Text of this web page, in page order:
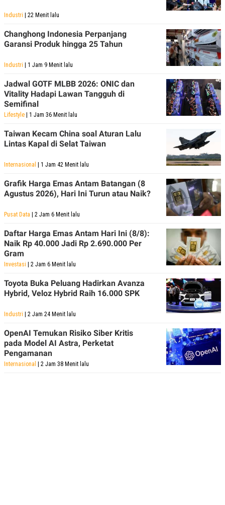
Industri | 22 Menit lalu
Changhong Indonesia Perpanjang
Garansi Produk hingga 25 Tahun
Industri | 1 Jam 9 Menit lalu
Jadwal GOTF MLBB 2026: ONIC dan
Vitality Hadapi Lawan Tangguh di
Semifinal
Lifestyle | 1 Jam 36 Menit lalu
Taiwan Kecam China soal Aturan Lalu
Lintas Kapal di Selat Taiwan
Internasional | 1 Jam 42 Menit lalu
Grafik Harga Emas Antam Batangan (8
Agustus 2026), Hari Ini Turun atau Naik?
Pusat Data | 2 Jam 6 Menit lalu
Daftar Harga Emas Antam Hari Ini (8/8):
Naik Rp 40.000 Jadi Rp 2.690.000 Per
Gram
Investasi | 2 Jam 6 Menit lalu
Toyota Buka Peluang Hadirkan Avanza
Hybrid, Veloz Hybrid Raih 16.000 SPK
Industri | 2 Jam 24 Menit lalu
OpenAI Temukan Risiko Siber Kritis
pada Model AI Astra, Perketat
Pengamanan
Internasional | 2 Jam 38 Menit lalu